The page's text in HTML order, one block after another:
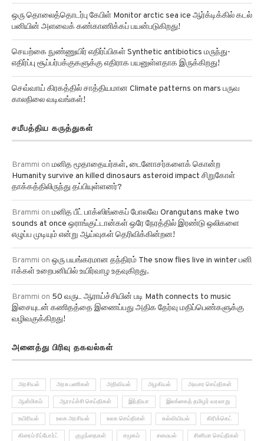
ஒரு தொலைத்தொடர்பு கேபிள் Monitor arctic sea ice ஆர்க்டிக்கில் கடல்
பனியின் அளவைக் கண்காணிக்கப் பயன்படுகிறது!
செயற்கை நுண்ணுயிர் எதிர்ப்பிகள் Synthetic antibiotics மருந்து-
எதிர்ப்பு சூப்பர்பக்குகளுக்கு எதிராக பயனுள்ளதாக இருக்கிறது!
செவ்வாய் கிரகத்தில் சாத்தியமான Climate patterns on mars பருவ
காலநிலை வடிவங்கள்!
மனித மூதாதையர்கள், டைனோசர்களைக் கொன்ற
Humanity survive an killed dinosaurs asteroid impact சிறுகோள்
தாக்கத்திலிருந்து தப்பியுள்ளனர்?
மனித பீட் பாக்ஸிங்கைப் போலவே Orangutans make two
sounds at once ஒராங்குட்டான்கள் ஒரே நேரத்தில் இரண்டு ஒலிகளை
எழுப்ப முடியும் என்று ஆய்வுகள் தெரிவிக்கின்றன!
ஒரு பயங்கரமான தந்திரம் The snow flies live in winter பனி
ஈக்கள் உறைபனியில் உயிர்வாழ உதவுகிறது.
50 வருட ஆராய்ச்சியின் படி Math connects to music
இசையுடன் கணிதத்தை இணைப்பது அதிக தேர்வு மதிப்பெண்களுக்கு
வழிவகுக்கிறது!
அரசியல் அரசு பணிகள் அறிவியல் அழகியல் அவசர செய்திகள்
ஆன்மிகம் ஆராய்ச்சி செய்திகள் இந்தியா இலங்கைத் தமிழர் வரலாறு
உயிரியல் உலக அரசியல் உலக செய்திகள் கல்வியியல் கிரிக்கெட்
கிரைம் ரிப்போர்ட் குழந்தைகள் சமூகம் சமையல் சினிமா செய்திகள்